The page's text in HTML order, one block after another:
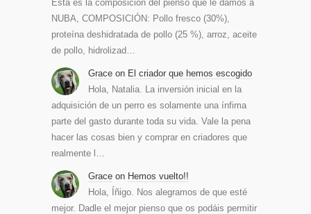
Ésta es la composición del pienso que le damos a
NUBA, COMPOSICIÓN: Pollo fresco (30%),
proteína deshidratada de pollo (25 %), arroz, aceite
de pollo, hidrolizad…
Grace on El criador que hemos escogido
Hola, Natalia. La inversión inicial en la
adquisición de un perro es solamente una ínfima
parte del gasto durante toda su vida. Vale la pena
hacer las cosas bien y comprar en criadores que
realmente l…
Grace on Hemos vuelto!!
Hola, Íñigo. Nos alegramos de que esté
mejor. Dadle el mejor pienso que os podáis permitir